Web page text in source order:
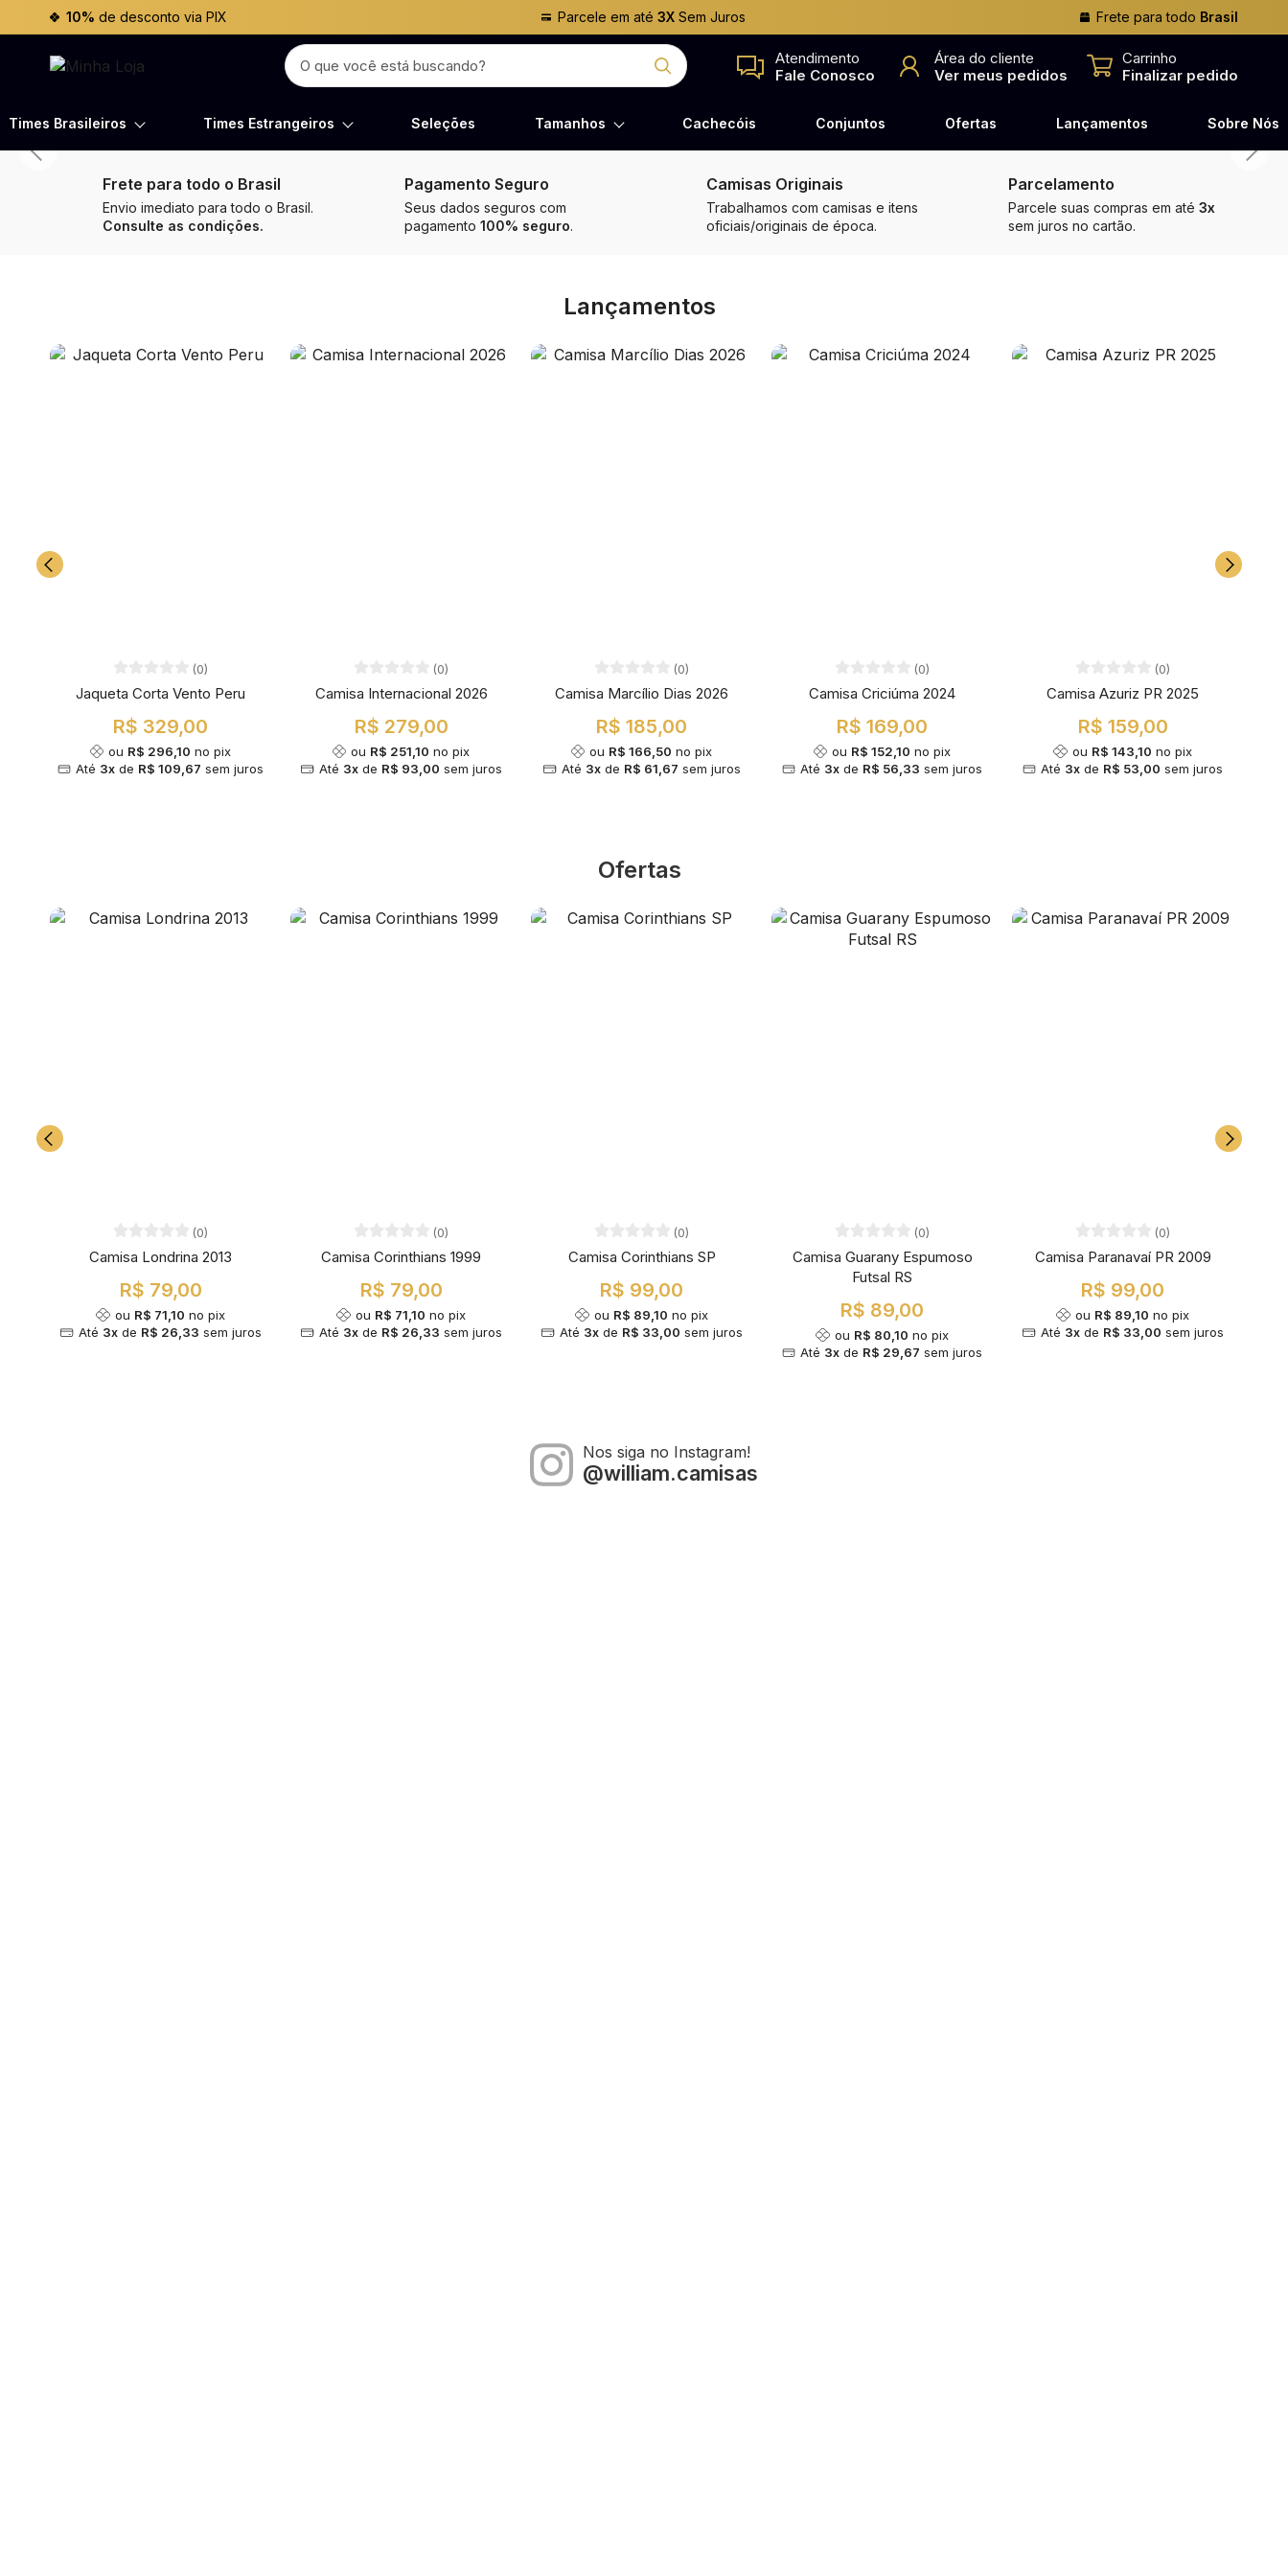
10% de desconto via PIX Parcele em até3X Sem Juros Frete para todo Brasil
Atendimento
Fale Conosco
Área do cliente
Ver meus pedidos
Carrinho
Finalizar pedido
Times Brasileiros Times Estrangeiros Seleções Tamanhos Cachecóis Conjuntos Ofertas Lançamentos Sobre Nós
Frete para todo o Brasil
Envio imediato para todo o Brasil.
Consulte as condições.
Pagamento Seguro
Seus dados seguros com
pagamento 100% seguro.
Camisas Originais
Trabalhamos com camisas e itens
oficiais/originais de época.
Parcelamento
Parcele suas compras em até 3x
sem juros no cartão.
Lançamentos
(0)
Jaqueta Corta Vento Peru
R$ 329,00
ou R$ 296,10 no pix
Até 3x de R$ 109,67 sem juros
(0)
Camisa Internacional 2026
R$ 279,00
ou R$ 251,10 no pix
Até 3xde R$ 93,00 sem juros
(0)
Camisa Marcílio Dias 2026
R$ 185,00
ou R$ 166,50 no pix
Até 3xde R$ 61,67 sem juros
(0)
Camisa Criciúma 2024
R$ 169,00
ou R$ 152,10 no pix
Até 3x de R$ 56,33 sem juros
(0)
Camisa Azuriz PR 2025
R$ 159,00
ou R$ 143,10 no pix
Até 3x de R$ 53,00 sem juros
Ofertas
(0)
Camisa Londrina 2013
R$ 79,00
ou R$ 71,10 no pix
Até 3xde R$ 26,33 sem juros
(0)
Camisa Corinthians 1999
R$ 79,00
ou R$ 71,10 no pix
Até 3xde R$ 26,33 sem juros
(0)
Camisa Corinthians SP
R$ 99,00
ou R$ 89,10 no pix
Até 3xde R$ 33,00 sem juros
(0)
Camisa Guarany Espumoso
Futsal RS
R$ 89,00
ou R$ 80,10 no pix
Até 3x de R$ 29,67 sem juros
(0)
Camisa Paranavaí PR 2009
R$ 99,00
ou R$ 89,10 no pix
Até 3xde R$ 33,00 sem juros
Nos siga no Instagram!
@william.camisas